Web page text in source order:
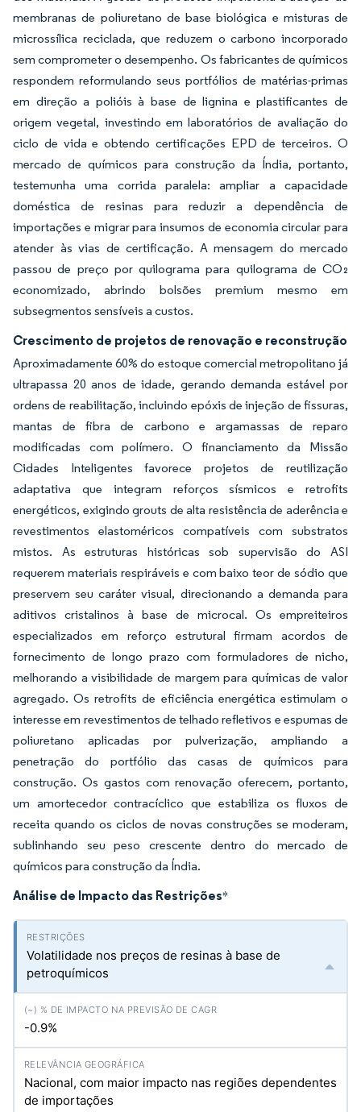
membranas de poliuretano de base biológica e misturas de
microssílica reciclada, que reduzem o carbono incorporado
sem comprometer o desempenho. Os fabricantes de químicos
respondem reformulando seus portfólios de matérias-primas
em direção a polióis à base de lignina e plastificantes de
origem vegetal, investindo em laboratórios de avaliação do
ciclo de vida e obtendo certificações EPD de terceiros. O
mercado de químicos para construção da Índia, portanto,
testemunha uma corrida paralela: ampliar a capacidade
doméstica de resinas para reduzir a dependência de
importações e migrar para insumos de economia circular para
atender às vias de certificação. A mensagem do mercado
passou de preço por quilograma para quilograma de CO₂
economizado, abrindo bolsões premium mesmo em
subsegmentos sensíveis a custos.
Crescimento de projetos de renovação e reconstrução
Aproximadamente 60% do estoque comercial metropolitano já
ultrapassa 20 anos de idade, gerando demanda estável por
ordens de reabilitação, incluindo epóxis de injeção de fissuras,
mantas de fibra de carbono e argamassas de reparo
modificadas com polímero. O financiamento da Missão
Cidades Inteligentes favorece projetos de reutilização
adaptativa que integram reforços sísmicos e retrofits
energéticos, exigindo grouts de alta resistência de aderência e
revestimentos elastoméricos compatíveis com substratos
mistos. As estruturas históricas sob supervisão do ASI
requerem materiais respiráveis e com baixo teor de sódio que
preservem seu caráter visual, direcionando a demanda para
aditivos cristalinos à base de microcal. Os empreiteiros
especializados em reforço estrutural firmam acordos de
fornecimento de longo prazo com formuladores de nicho,
melhorando a visibilidade de margem para químicas de valor
agregado. Os retrofits de eficiência energética estimulam o
interesse em revestimentos de telhado refletivos e espumas de
poliuretano aplicadas por pulverização, ampliando a
penetração do portfólio das casas de químicos para
construção. Os gastos com renovação oferecem, portanto,
um amortecedor contracíclico que estabiliza os fluxos de
receita quando os ciclos de novas construções se moderam,
sublinhando seu peso crescente dentro do mercado de
químicos para construção da Índia.
Análise de Impacto das Restrições*
Volatilidade nos preços de resinas à base de
petroquímicos
-0.9%
Nacional, com maior impacto nas regiões dependentes
de importações